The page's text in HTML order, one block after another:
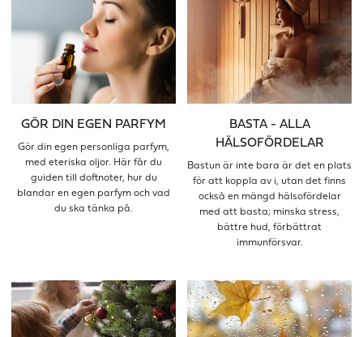
GÖR DIN EGEN PARFYM
Gör din egen personliga parfym,
med eteriska oljor. Här får du
guiden till doftnoter, hur du
blandar en egen parfym och vad
du ska tänka på.
BASTA - ALLA
HÄLSOFÖRDELAR
Bastun är inte bara är det en plats
för att koppla av i, utan det finns
också en mängd hälsofördelar
med att basta; minska stress,
bättre hud, förbättrat
immunförsvar.